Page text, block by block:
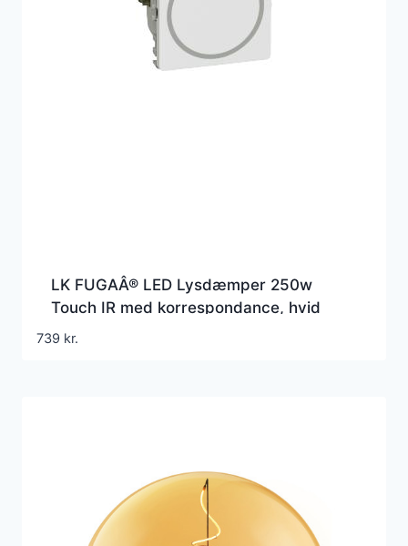
LK FUGAÂ® LED Lysdæmper 250w
Touch IR med korrespondance, hvid
739 kr.